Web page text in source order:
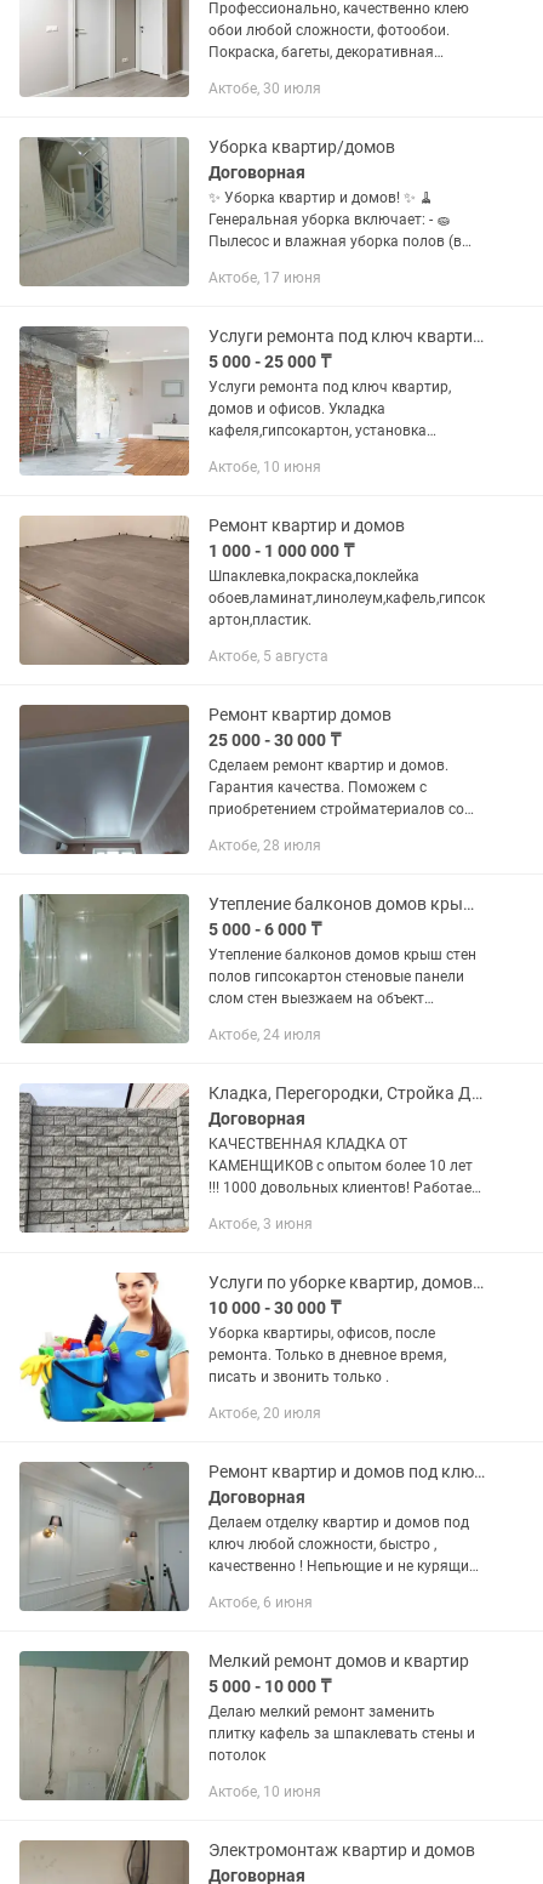
Профессионально, качественно клею
обои любой сложности, фотообои.
Покраска, багеты, декоративная
выравнивание стен под обои.Жидкие
покупке...
Актобе, 30 июля
Уборка квартир/домов
Договорная
✨ Уборка квартир и домов! ✨ 🧹
Генеральная уборка включает: - 🧽
Пылесос и влажная уборка полов (в
подоконников работа мойщиком или
Актобе, 17 июня
Услуги ремонта под ключ квартир, домов и офисов. Укладка кафеля,гипсокартон
5 000 - 25 000 ₸
Услуги ремонта под ключ квартир,
домов и офисов. Укладка
кафеля,гипсокартон, установка
20лет. Без вредных привычек.
Актобе, 10 июня
Ремонт квартир и домов
1 000 - 1 000 000 ₸
Шпаклевка,покраска,поклейка
обоев,ламинат,линолеум,кафель,гипсок
артон,пластик.
Актобе, 5 августа
Ремонт квартир домов
25 000 - 30 000 ₸
Сделаем ремонт квартир и домов.
Гарантия качества. Поможем с
приобретением стройматериалов со
Актобе, 28 июля
Утепление балконов домов крыш стен шумоизоляция
5 000 - 6 000 ₸
Утепление балконов домов крыш стен
полов гипсокартон стеновые панели
слом стен выезжаем на объект
материалами
Актобе, 24 июля
Кладка, Перегородки, Стройка Домов, Кирпич, Услуга Каменщика
Договорная
КАЧЕСТВЕННАЯ КЛАДКА ОТ
КАМЕНЩИКОВ с опытом более 10 лет
!!! 1000 довольных клиентов! Работаем
любое время 24/7
Актобе, 3 июня
Услуги по уборке квартир, домов, офисных помещений.
10 000 - 30 000 ₸
Уборка квартиры, офисов, после
ремонта. Только в дневное время,
писать и звонить только .
Актобе, 20 июля
Ремонт квартир и домов под ключ быстро и качественно
Договорная
Делаем отделку квартир и домов под
ключ любой сложности, быстро ,
качественно ! Непьющие и не курящие .
фотографии это наши работы.
Актобе, 6 июня
Мелкий ремонт домов и квартир
5 000 - 10 000 ₸
Делаю мелкий ремонт заменить
плитку кафель за шпаклевать стены и
потолок
Актобе, 10 июня
Электромонтаж квартир и домов
Договорная